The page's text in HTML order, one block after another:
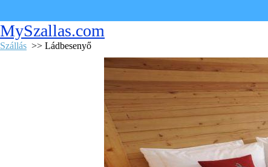
MySzallas.com
Szállás >> Ládbesenyő